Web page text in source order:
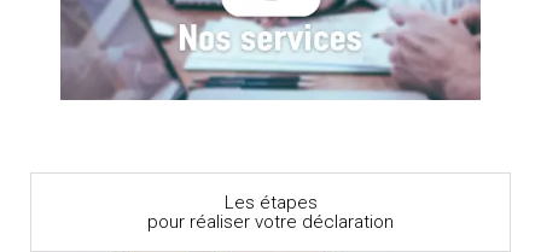
Les étapes
pour réaliser votre déclaration